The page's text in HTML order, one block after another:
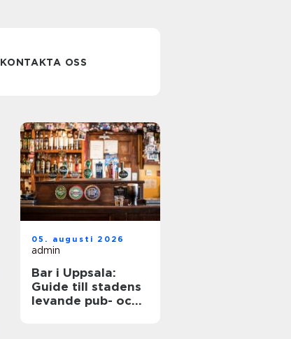
KONTAKTA OSS
05. augusti 2026
admin
Bar i Uppsala:
Guide till stadens
levande pub- och